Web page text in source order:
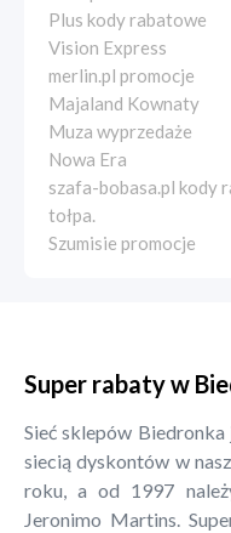
Plus kody rabatowe
Vision Express
merlin.pl promocje
Majaland Kownaty
Muza wyprzedaże
Nowa Era
szafa-bobasa.pl kody
tołpa.
Szumisie promocje
Super rabaty w
Sieć sklepów
siecią dyskontów w
roku, a od 1997
Jeronimo Martins.